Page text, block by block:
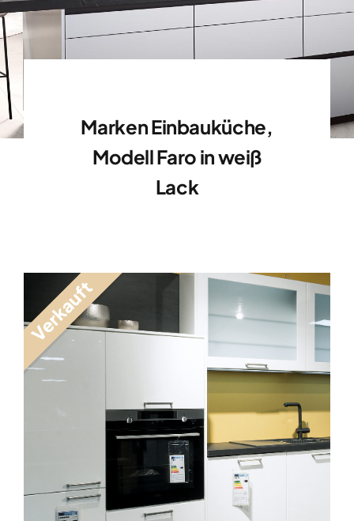
Marken Einbauküche,
Modell Faro in weiß
Lack